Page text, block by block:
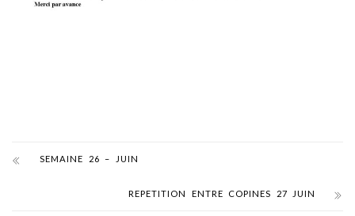
SEMAINE 26 – JUIN
REPETITION ENTRE COPINES 27 JUIN